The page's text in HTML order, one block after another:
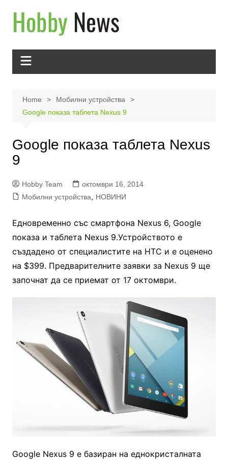
content
Home
Мобилни устройства
Google показа таблета Nexus 9
Google показа таблета Nexus
9
Hobby Team
октомври 16, 2014
Мобилни устройства
НОВИНИ
Едновременно със смартфона Nexus 6, Google
показа и таблета Nexus 9.Устройството е
създадено от специалистите на HTC и е оценено
на $399. Предварителните заявки за Nexus 9 ще
започнат да се приемат от 17 октомври.
Google Nexus 9 е базиран на еднокристалната